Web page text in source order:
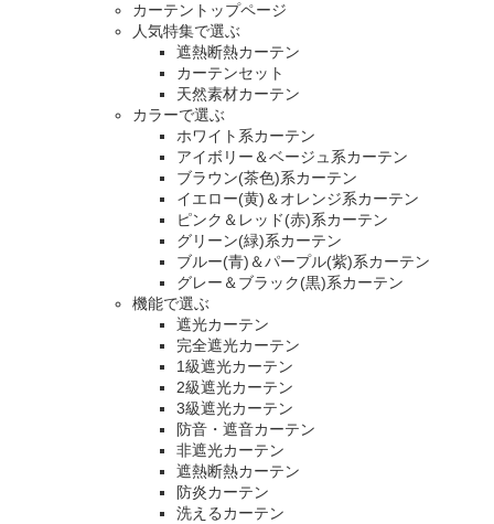
カーテントップページ
人気特集で選ぶ
遮熱断熱カーテン
カーテンセット
天然素材カーテン
カラーで選ぶ
ホワイト系カーテン
アイボリー＆ベージュ系カーテン
ブラウン(茶色)系カーテン
イエロー(黄)＆オレンジ系カーテン
ピンク＆レッド(赤)系カーテン
グリーン(緑)系カーテン
ブルー(青)＆パープル(紫)系カーテン
グレー＆ブラック(黒)系カーテン
機能で選ぶ
遮光カーテン
完全遮光カーテン
1級遮光カーテン
2級遮光カーテン
3級遮光カーテン
防音・遮音カーテン
非遮光カーテン
遮熱断熱カーテン
防炎カーテン
洗えるカーテン